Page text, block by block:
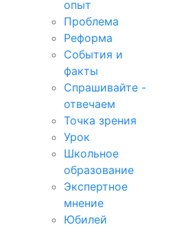
опыт
Проблема
Реформа
События и
факты
Спрашивайте -
отвечаем
Точка зрения
Урок
Школьное
образование
Экспертное
мнение
Юбилей